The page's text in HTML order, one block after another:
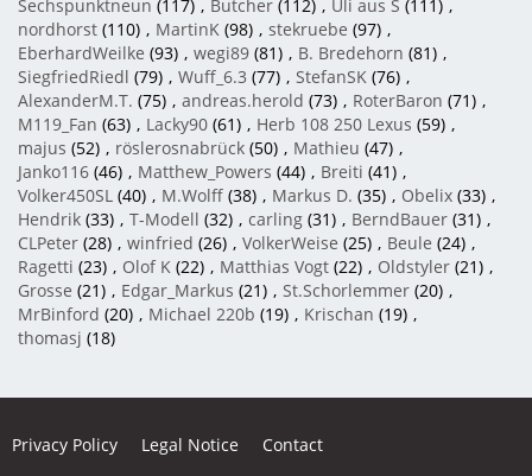
Sechspunktneun (117) Butcher (112) Uli aus S (111)
nordhorst (110) MartinK (98) stekruebe (97)
EberhardWeilke (93) wegi89 (81) B. Bredehorn (81)
SiegfriedRiedl (79) Wuff_6.3 (77) StefanSK (76)
AlexanderM.T. (75) andreas.herold (73) RoterBaron (71)
M119_Fan (63) Lacky90 (61) Herb 108 250 Lexus (59)
majus (52) röslerosnabrück (50) Mathieu (47)
Janko116 (46) Matthew_Powers (44) Breiti (41)
Volker450SL (40) M.Wolff (38) Markus D. (35) Obelix (33)
Hendrik (33) T-Modell (32) carling (31) BerndBauer (31)
CLPeter (28) winfried (26) VolkerWeise (25) Beule (24)
Ragetti (23) Olof K (22) Matthias Vogt (22) Oldstyler (21)
Grosse (21) Edgar_Markus (21) St.Schorlemmer (20)
MrBinford (20) Michael 220b (19) Krischan (19)
thomasj (18)
Privacy Policy Legal Notice Contact